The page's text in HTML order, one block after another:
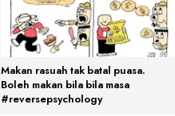
Makan rasuah tak batal puasa.
Boleh makan bila bila masa
#reversepsychology